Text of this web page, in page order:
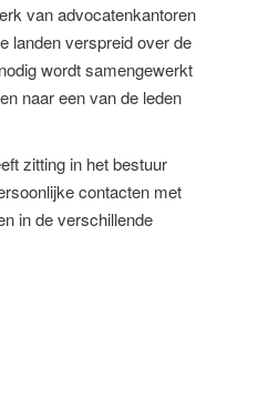
van advocatenkantoren
landen verspreid over de
wordt samengewerkt
naar een van de leden
zitting in het bestuur
contacten met
in de verschillende